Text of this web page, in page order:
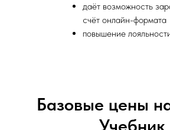
даёт возможность
счёт онлайн-формата
повышение
Базовые цены
Учебник